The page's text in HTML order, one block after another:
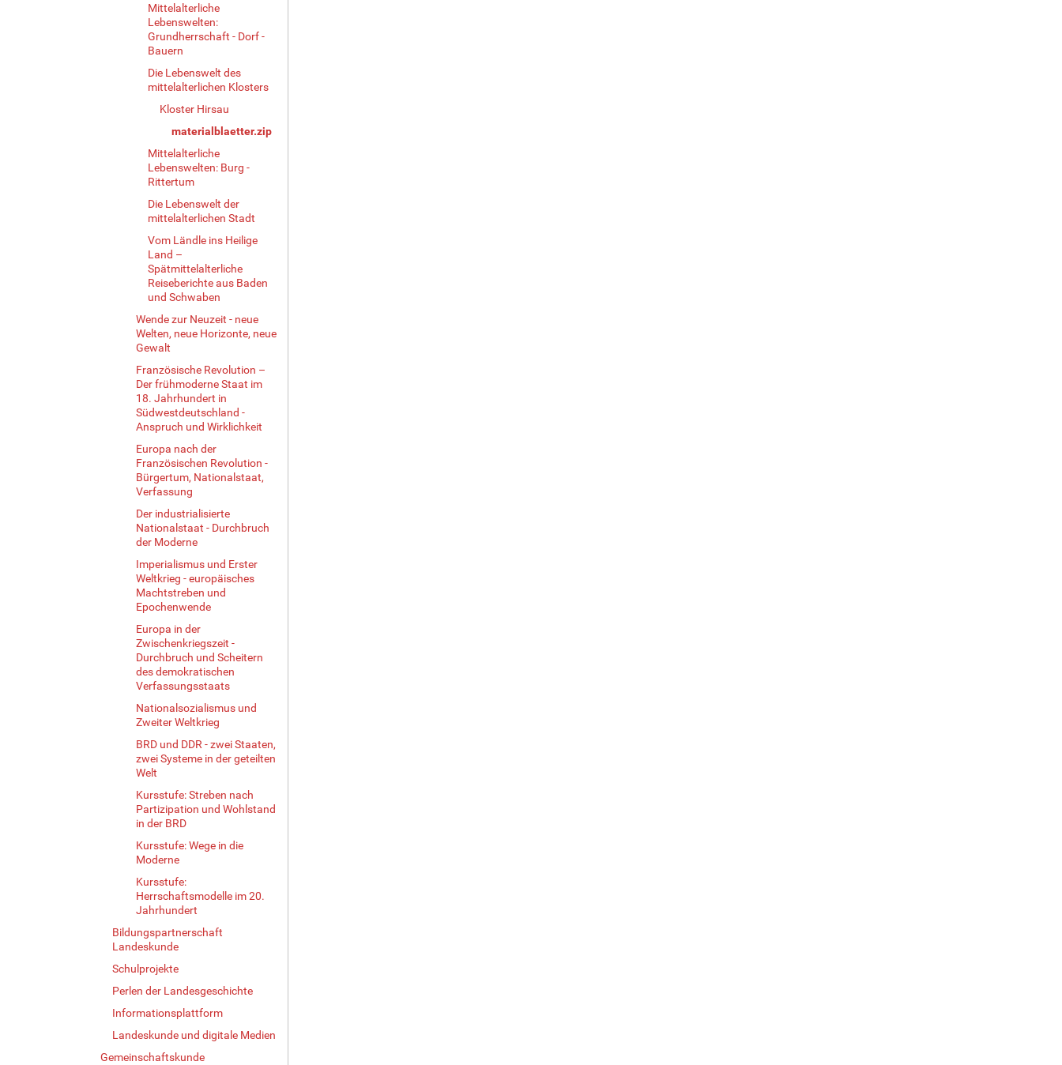
Mittelalterliche
Lebenswelten:
Grundherrschaft - Dorf -
Bauern
Die Lebenswelt des
mittelalterlichen Klosters
Kloster Hirsau
materialblaetter.zip
Mittelalterliche
Lebenswelten: Burg -
Rittertum
Die Lebenswelt der
mittelalterlichen Stadt
Vom Ländle ins Heilige
Land –
Spätmittelalterliche
Reiseberichte aus Baden
und Schwaben
Wende zur Neuzeit - neue
Welten, neue Horizonte, neue
Gewalt
Französische Revolution –
Der frühmoderne Staat im
18. Jahrhundert in
Südwestdeutschland -
Anspruch und Wirklichkeit
Europa nach der
Französischen Revolution -
Bürgertum, Nationalstaat,
Verfassung
Der industrialisierte
Nationalstaat - Durchbruch
der Moderne
Imperialismus und Erster
Weltkrieg - europäisches
Machtstreben und
Epochenwende
Europa in der
Zwischenkriegszeit -
Durchbruch und Scheitern
des demokratischen
Verfassungsstaats
Nationalsozialismus und
Zweiter Weltkrieg
BRD und DDR - zwei Staaten,
zwei Systeme in der geteilten
Welt
Kursstufe: Streben nach
Partizipation und Wohlstand
in der BRD
Kursstufe: Wege in die
Moderne
Kursstufe:
Herrschaftsmodelle im 20.
Jahrhundert
Bildungspartnerschaft
Landeskunde
Schulprojekte
Perlen der Landesgeschichte
Informationsplattform
Landeskunde und digitale Medien
Gemeinschaftskunde